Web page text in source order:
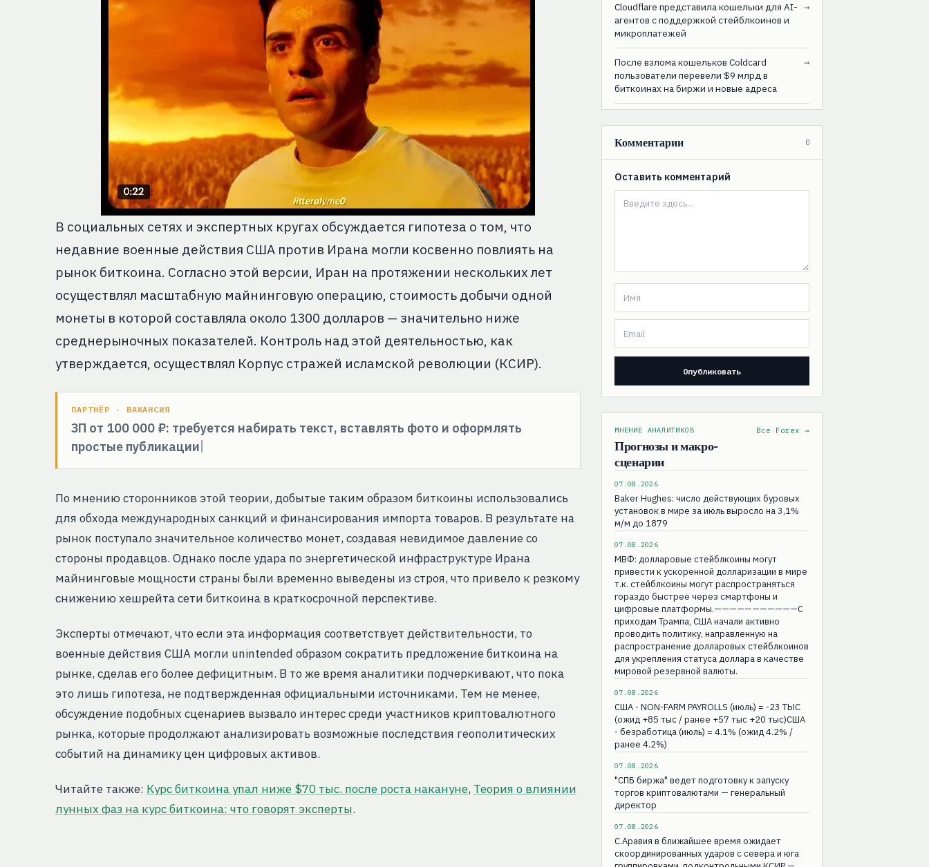
В социальных сетях и экспертных кругах обсуждается гипотеза о том, что
недавние военные действия США против Ирана могли косвенно повлиять на
рынок биткоина. Согласно этой версии, Иран на протяжении нескольких лет
осуществлял масштабную майнинговую операцию, стоимость добычи одной
монеты в которой составляла около 1300 долларов — значительно ниже
среднерыночных показателей. Контроль над этой деятельностью, как
утверждается, осуществлял Корпус стражей исламской революции (КСИР).
ПАРТНЁР · ВАКАНСИЯ
ЗП от 100 000 ₽: требуется набирать текст, вставлять фото и оформлять
простые публикации
По мнению сторонников этой теории, добытые таким образом биткоины использовались
для обхода международных санкций и финансирования импорта товаров. В результате на
рынок поступало значительное количество монет, создавая невидимое давление со
стороны продавцов. Однако после удара по энергетической инфраструктуре Ирана
майнинговые мощности страны были временно выведены из строя, что привело к резкому
снижению хешрейта сети биткоина в краткосрочной перспективе.
Эксперты отмечают, что если эта информация соответствует действительности, то
военные действия США могли unintended образом сократить предложение биткоина на
рынке, сделав его более дефицитным. В то же время аналитики подчеркивают, что пока
это лишь гипотеза, не подтвержденная официальными источниками. Тем не менее,
обсуждение подобных сценариев вызвало интерес среди участников криптовалютного
рынка, которые продолжают анализировать возможные последствия геополитических
событий на динамику цен цифровых активов.
Читайте также: Курс биткоина упал ниже $70 тыс. после роста накануне, Теория о влиянии
лунных фаз на курс биткоина: что говорят эксперты.
Cloudflare представила кошельки для AI-
агентов с поддержкой стейблкоинов и
микроплатежей
→
После взлома кошельков Coldcard
пользователи перевели $9 млрд в
биткоинах на биржи и новые адреса
→
Комментарии 0
Оставить комментарий
МНЕНИЕ АНАЛИТИКОВ
Прогнозы и макро-
сценарии
Все Forex →
07.08.2026
Baker Hughes: число действующих буровых
установок в мире за июль выросло на 3,1%
м/м до 1879
07.08.2026
МВФ: долларовые стейблкоины могут
привести к ускоренной долларизации в мире
т.к. стейблкоины могут распространяться
гораздо быстрее через смартфоны и
цифровые платформы.———————————С
приходам Трампа, США начали активно
проводить политику, направленную на
распространение долларовых стейблкоинов
для укрепления статуса доллара в качестве
мировой резервной валюты.
07.08.2026
США - NON-FARM PAYROLLS (июль) = -23 ТЫС
(ожид +85 тыс / ранее +57 тыс +20 тыс)США
- безработица (июль) = 4.1% (ожид 4.2% /
ранее 4.2%)
07.08.2026
"СПБ биржа" ведет подготовку к запуску
торгов криптовалютами — генеральный
директор
07.08.2026
С.Аравия в ближайшее время ожидает
скоординированных ударов с севера и юга